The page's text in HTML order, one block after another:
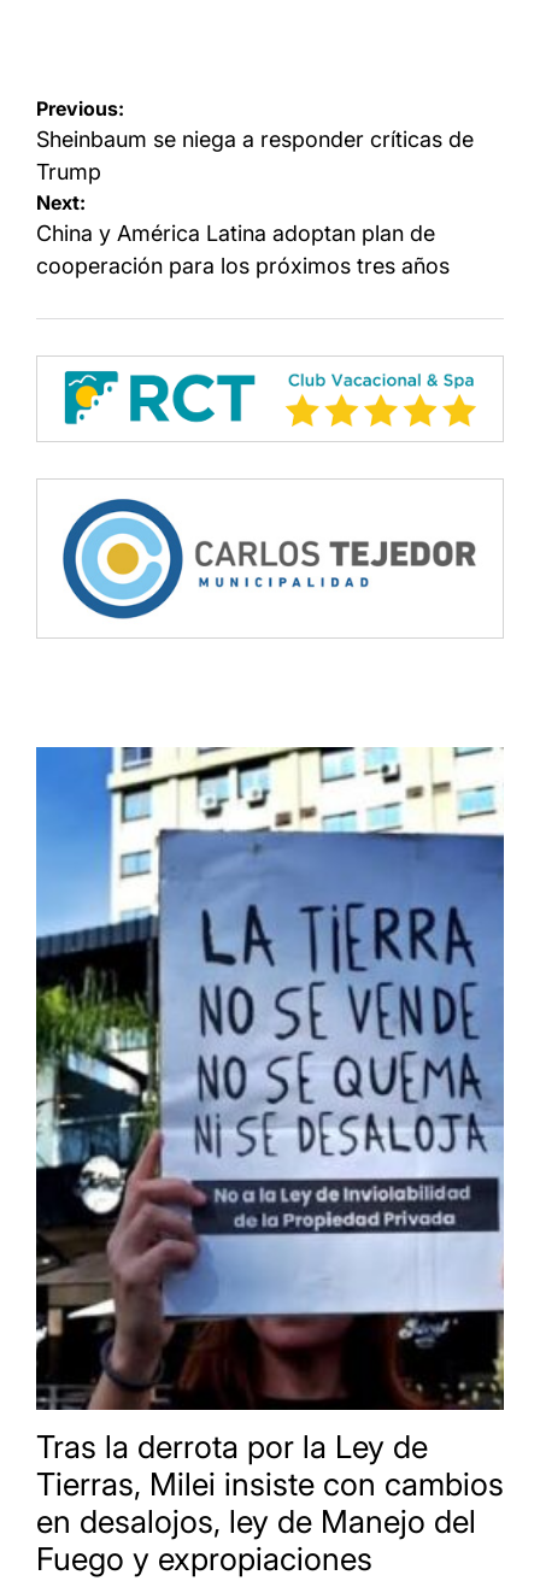
Navegación
de
entradas
Previous:
Sheinbaum se niega a responder críticas de
Trump
Next:
China y América Latina adoptan plan de
cooperación para los próximos tres años
Tras la derrota por la Ley de
Tierras, Milei insiste con cambios
en desalojos, ley de Manejo del
Fuego y expropiaciones